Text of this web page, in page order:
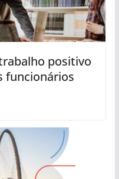
positivo
funcionários